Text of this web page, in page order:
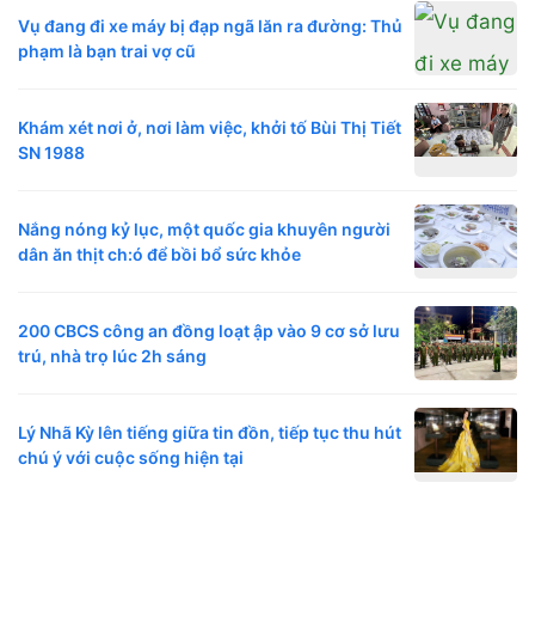
Vụ đang đi xe máy bị đạp ngã lăn ra đường: Thủ
phạm là bạn trai vợ cũ
Khám xét nơi ở, nơi làm việc, khởi tố Bùi Thị Tiết
SN 1988
Nắng nóng kỷ lục, một quốc gia khuyên người
dân ăn thịt ch:ó để bồi bổ sức khỏe
200 CBCS công an đồng loạt ập vào 9 cơ sở lưu
trú, nhà trọ lúc 2h sáng
Lý Nhã Kỳ lên tiếng giữa tin đồn, tiếp tục thu hút
chú ý với cuộc sống hiện tại